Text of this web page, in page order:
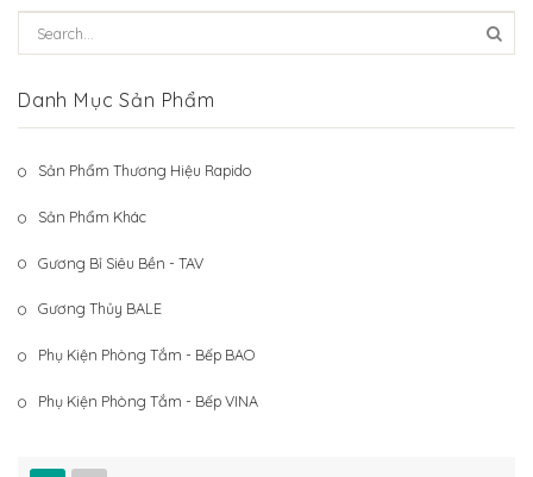
Gương Thủy BALE
Sản Phẩm Khác
Hệ Thống Khách Hàng
Danh Mục Sản Phẩm
Sản Phẩm Thương Hiệu Rapido
Sản Phẩm Khác
Gương Bỉ Siêu Bền - TAV
Gương Thủy BALE
Phụ Kiện Phòng Tắm - Bếp BAO
Phụ Kiện Phòng Tắm - Bếp VINA